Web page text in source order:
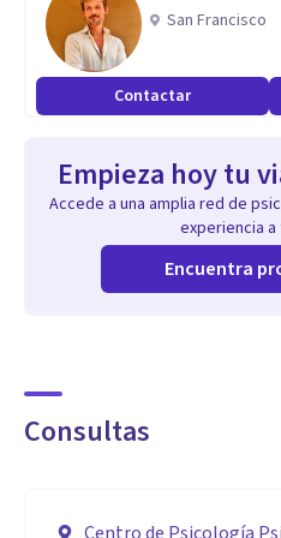
- Experta en psicología legal y
Nacional de Educación a
- Formación en Terapia
Terapia Familiar KINE.
San Francisco
Contactar
Empieza hoy tu
Accede a una amplia red de
experiencia
Encuentra
Consultas